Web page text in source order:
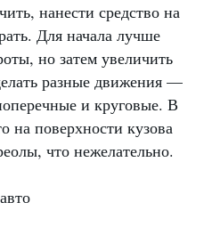
нанести средство на
Для начала лучше
но затем увеличить
разные движения —
и круговые. В
на поверхности кузова
что нежелательно.